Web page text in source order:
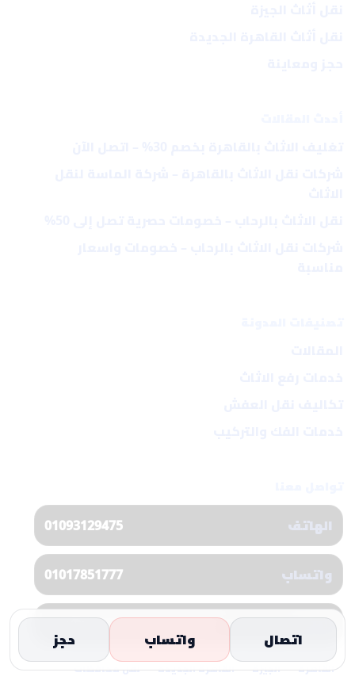
اتصال واتساب حجز
الهاتف 01093129475
واتساب 01017851777
البريد info@almassa-express.com
القاهرة الجيزة القاهرة الجديدة نقل محافظات